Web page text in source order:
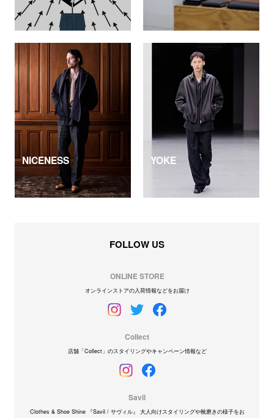
NICENESS YOKE
FOLLOW US
ONLINE STORE
オンラインストアの入荷情報などをお届け
Collect
店舗「Collect」のスタイリングやキャンペーン情報など
Savil
Clothes & Shoe Shine 『Savil / サヴィル』 大人向けスタイリングや靴磨きの様子をお